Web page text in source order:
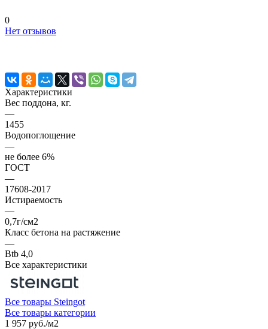
0
Нет отзывов
Характеристики
Вес поддона, кг.
—
1455
Водопоглощение
—
не более 6%
ГОСТ
—
17608-2017
Истираемость
—
0,7г/см2
Класс бетона на растяжение
—
Btb 4,0
Все характеристики
Все товары Steingot
Все товары категории
1 957 руб./м2